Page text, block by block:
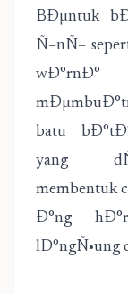
BÐµntuk
Ñ–nÑ–
batu
yang
membentuk
Ð°ng
lÐ°ngÑ•ung